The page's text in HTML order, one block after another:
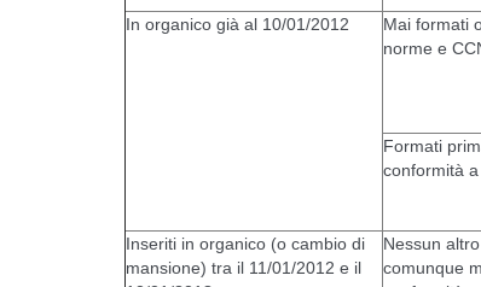
In organico già al 10/01/2012
Mai formati
norme e
Formati
conformità
Inseriti in organico (o cambio di
mansione) tra il 11/01/2012 e il
Nessun
comunque